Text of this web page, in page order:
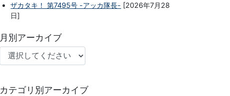
ザカタキ！ 第7495号 -アッカ隊長- [2026年7月28
日]
月別アーカイブ
カテゴリ別アーカイブ